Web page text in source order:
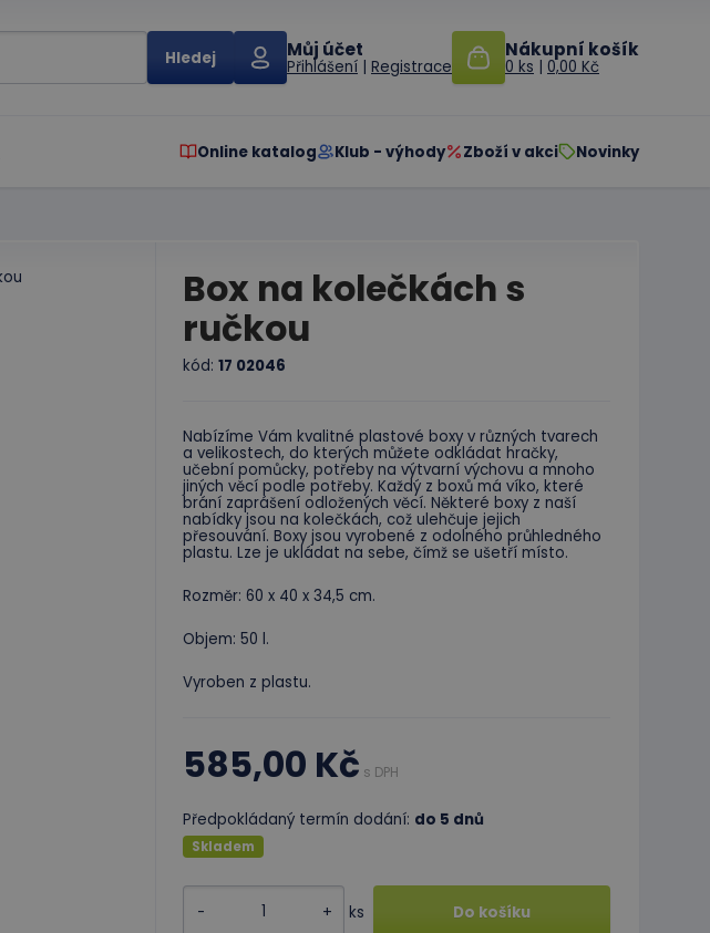
Můj účet
Přihlášení | Registrace
Nákupní košík
0 ks | 0,00 Kč
Online katalog Klub - výhody Zboží v akci Novinky
Box na kolečkách s
ručkou
kód: 17 02046
Nabízíme Vám kvalitné plastové boxy v různých tvarech
a velikostech, do kterých můžete odkládat hračky,
učební pomůcky, potřeby na výtvarní výchovu a mnoho
jiných věcí podle potřeby. Každý z boxů má víko, které
brání zaprášení odložených věcí. Některé boxy z naší
nabídky jsou na kolečkách, což ulehčuje jejich
přesouvání. Boxy jsou vyrobené z odolného průhledného
plastu. Lze je ukládat na sebe, čímž se ušetří místo.
Rozměr: 60 x 40 x 34,5 cm.
Objem: 50 l.
Vyroben z plastu.
585,00 Kč s DPH
Předpokládaný termín dodání: do 5 dnů
Skladem
- + ks Do košíku